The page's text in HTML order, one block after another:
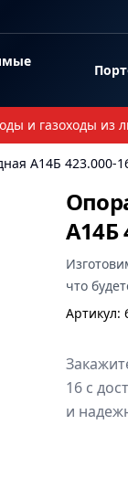
и газоходы из
А14Б 423.000-
А14Б
что
Артикул:
16 с
и